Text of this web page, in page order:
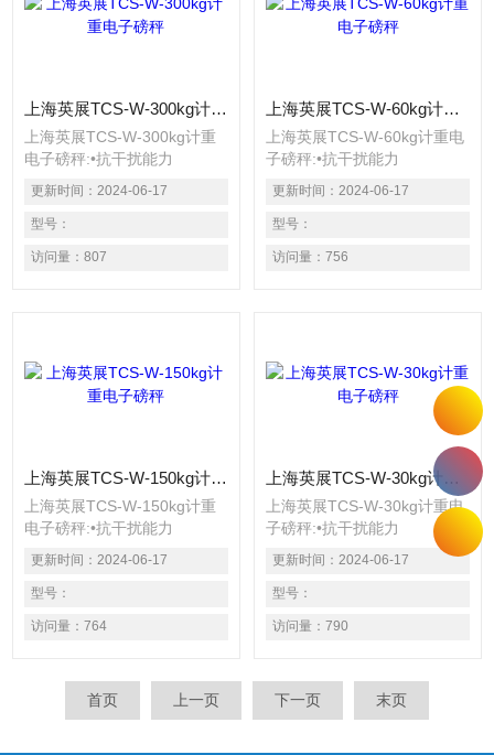
Low、OK)，与预
扣重等功能 具有自动更正、
OK)，与预扣重等功能 具有自
动更正、自动零点追踪、双重
上海英展TCS-W-300kg计重电子磅秤
上海英展TCS-W-300kg计重
电子磅秤:•抗干扰能力
(EMS+EMI)：抗幅射、静
电、电源输入干扰效能高于国
标 • 具有LED背光之功能 选用
含背光功能的大数字显示屏
幕，清晰易读 具有重量或数
OK)，与预扣重等功能 具有自
动更正、自动零点追踪、双重
更新时间： 2024-06-17
型号：
访问量： 807
上海英展TCS-W-60kg计重电子磅秤
上海英展TCS-W-60kg计重电
子磅秤:•抗干扰能力
(EMS+EMI)：抗幅射、静
电、电源输入干扰效能高于国
标 • 具有LED背光之功能 选用
含背光功能的大数字显示屏
幕，清晰易读 具有重量或数
Low、OK)，与预扣重
等功能 具有自动更正、自动
零点追踪、双重之过载保护之
更新时间： 2024-06-17
型号：
访问量： 756
上海英展TCS-W-150kg计重电子磅秤
上海英展TCS-W-150kg计重
电子磅秤:•抗干扰能力
(EMS+EMI)：抗幅射、静
电、电源输入干扰效能高于国
标 • 具有LED背光之功能 选用
含背光功能的大数字显示屏
幕，清晰易读 具有重量或数
留、计重及百分比之功能具有
重量累计，重量检校
更新时间： 2024-06-17
型号：
访问量： 764
上海英展TCS-W-30kg计重电子磅秤
上海英展TCS-W-30kg计重电
子磅秤:•抗干扰能力
(EMS+EMI)：抗幅射、静
电、电源输入干扰效能高于国
标 • 具有LED背光之功能 选用
含背光功能的大数字显示屏
幕，清晰易读 具有重量或数
留、计重及百分比之功能具有
重量累计，重量检校
更新时间： 2024-06-17
型号：
访问量： 790
首页 上一页 下一页 末页